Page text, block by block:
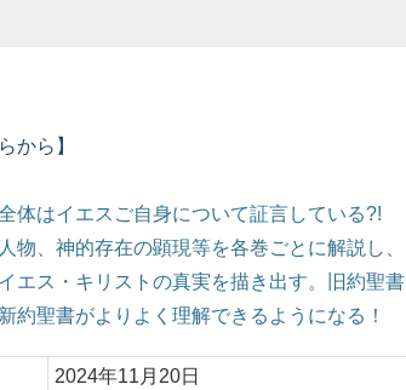
から】
体はイエスご自身について証言している?!
、神的存在の顕現等を各巻ごとに解説し、
エス・キリストの真実を描き出す。旧約聖書
約聖書がよりよく理解できるようになる！
2024年11月20日